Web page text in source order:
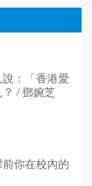
：「香港愛
/ 鄧婉芝
你在校內的